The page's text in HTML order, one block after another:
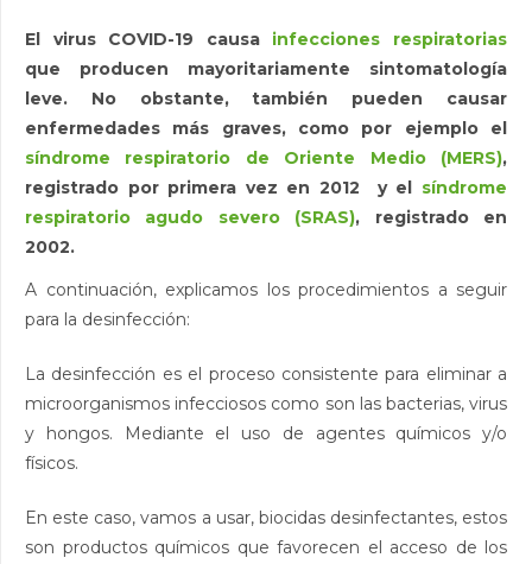
El virus COVID-19 causa infecciones respiratorias
que producen mayoritariamente sintomatología
leve. No obstante, también pueden causar
enfermedades más graves, como por ejemplo el
síndrome respiratorio de Oriente Medio (MERS),
registrado por primera vez en 2012 y el síndrome
respiratorio agudo severo (SRAS), registrado en
2002.
A continuación, explicamos los procedimientos a seguir
para la desinfección:
La desinfección es el proceso consistente para eliminar a
microorganismos infecciosos como son las bacterias, virus
y hongos. Mediante el uso de agentes químicos y/o
físicos.
En este caso, vamos a usar, biocidas desinfectantes, estos
son productos químicos que favorecen el acceso de los